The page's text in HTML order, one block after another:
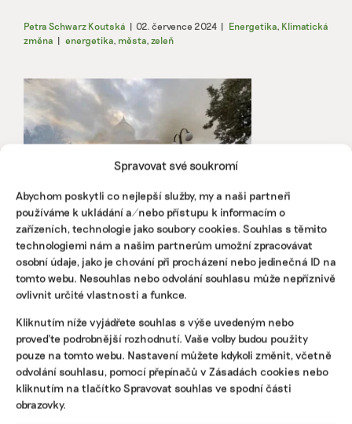
Spravovat své soukromí
Abychom poskytli co nejlepší služby, my a naši partneři
používáme k ukládání a/nebo přístupu k informacím o
zařízeních, technologie jako soubory cookies. Souhlas s těmito
technologiemi nám a našim partnerům umožní zpracovávat
osobní údaje, jako je chování při procházení nebo jedinečná ID na
tomto webu. Nesouhlas nebo odvolání souhlasu může nepříznivě
ovlivnit určité vlastnosti a funkce.
Kliknutím níže vyjádřete souhlas s výše uvedeným nebo
proveďte podrobnější rozhodnutí. Vaše volby budou použity
pouze na tomto webu. Nastavení můžete kdykoli změnit, včetně
odvolání souhlasu, pomocí přepínačů v Zásadách cookies nebo
kliknutím na tlačítko Spravovat souhlas ve spodní části
obrazovky.
Petra Schwarz Koutská | 02. července 2024 | Energetika, Klimatická
změna | energetika, města, zeleň
Rusko by mělo platit desítky miliard dolarů
na „klimatických reparacích”. Těžko tak ale
učiní
stovky zásahů do energetických systémů a zničená
příroda. Nová studie spočítala emise za dva roky války.
Podle autorů by prudký nárůst emisí na Ukrajině mohl
Rusko stát miliardy dolarů na dodatečných reparacích.
Petra Schwarz Koutská